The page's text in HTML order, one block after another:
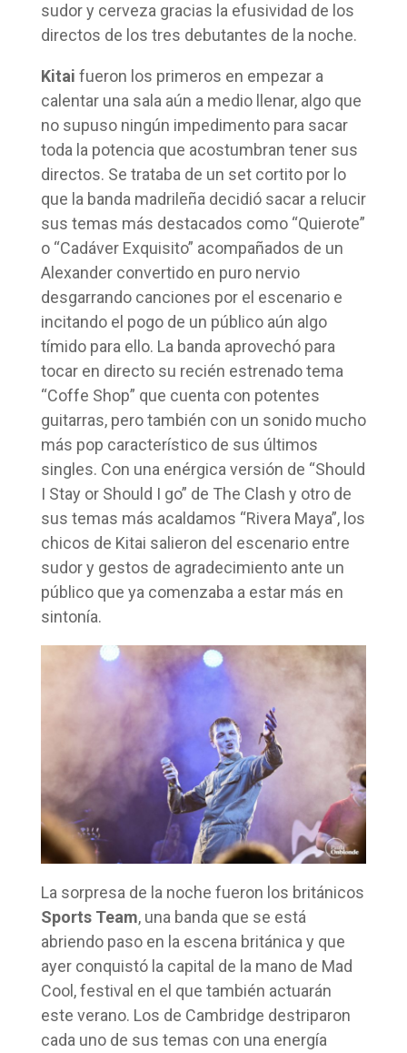
sudor y cerveza gracias la efusividad de los
directos de los tres debutantes de la noche.
Kitai fueron los primeros en empezar a
calentar una sala aún a medio llenar, algo que
no supuso ningún impedimento para sacar
toda la potencia que acostumbran tener sus
directos. Se trataba de un set cortito por lo
que la banda madrileña decidió sacar a relucir
sus temas más destacados como “Quierote”
o “Cadáver Exquisito” acompañados de un
Alexander convertido en puro nervio
desgarrando canciones por el escenario e
incitando el pogo de un público aún algo
tímido para ello. La banda aprovechó para
tocar en directo su recién estrenado tema
“Coffe Shop” que cuenta con potentes
guitarras, pero también con un sonido mucho
más pop característico de sus últimos
singles. Con una enérgica versión de “Should
I Stay or Should I go” de The Clash y otro de
sus temas más acaldamos “Rivera Maya”, los
chicos de Kitai salieron del escenario entre
sudor y gestos de agradecimiento ante un
público que ya comenzaba a estar más en
sintonía.
La sorpresa de la noche fueron los británicos
Sports Team, una banda que se está
abriendo paso en la escena británica y que
ayer conquistó la capital de la mano de Mad
Cool, festival en el que también actuarán
este verano. Los de Cambridge destriparon
cada uno de sus temas con una energía